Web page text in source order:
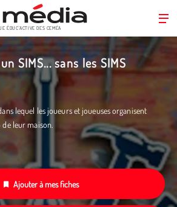
ÉDUC’ACTIVE DES CEMÉA
SIMS... sans les SIMS
lequel les joueurs et joueuses organisent
leur maison.
Ajouter à mes fiches